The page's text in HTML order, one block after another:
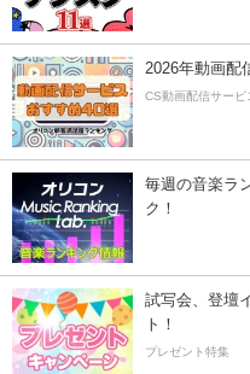
2026年動画配
CS動画配信サービ
毎週の音楽ラ
ク！
試写会、登壇
ト！
プレゼント特集